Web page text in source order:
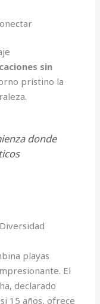
sin
prístino la
donde
playas
El
declarado
15 años, ofrece